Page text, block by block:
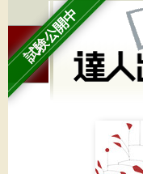
試験公開中